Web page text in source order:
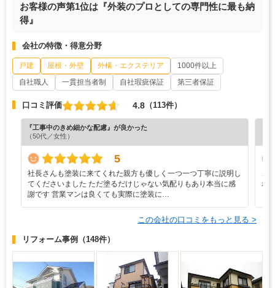
お客様の声第1位は『外装のプロとしての専門性に最も納
得』
会社の特徴・得意分野
戸建 屋根・外壁 外構・エクステリア
1000件以上
自社職人
一貫担当者制 自社瑕疵保証 第三者保証
口コミ評価 4.8 （113件）
『工事中のきめ細かな配慮』が良かった
（50代／女性）
5
社長さんも塗装に来てくれた親方も優しく一つ一つ丁寧に説明し
てくださいました ただ塗るだけじゃない気配りもあり本当に感
謝です 営業マンは良くても実際に塗装に…
れ
この会社の口コミをもっと見る >
リフォーム事例 （148件）